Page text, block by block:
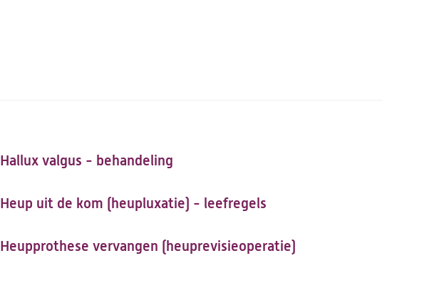
Hallux valgus - behandeling
Heup uit de kom (heupluxatie) - leefregels
Heupprothese vervangen (heuprevisieoperatie)